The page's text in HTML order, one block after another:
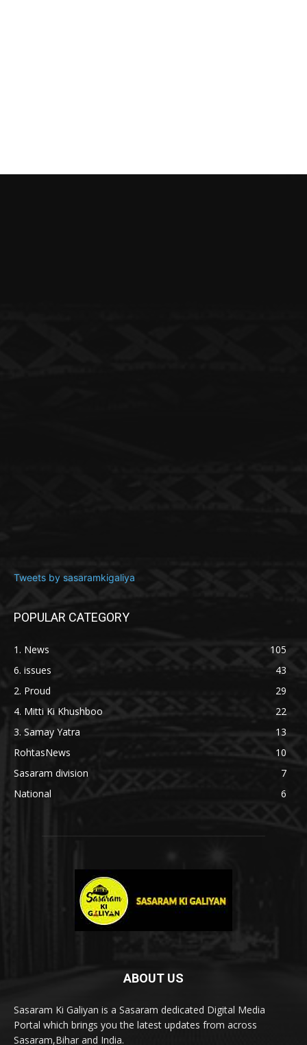
Tweets by sasaramkigaliya
POPULAR CATEGORY
1. News
105
6. issues
43
2. Proud
29
4. Mitti Ki Khushboo
22
3. Samay Yatra
13
RohtasNews
10
Sasaram division
7
National
6
ABOUT US
Sasaram Ki Galiyan is a Sasaram dedicated Digital Media
Portal which brings you the latest updates from across
Sasaram,Bihar and India.